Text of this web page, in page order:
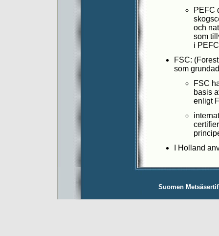
PEFC
och
som
i
FSC:
som
FSC
basis
enligt
I Holland
Suomen